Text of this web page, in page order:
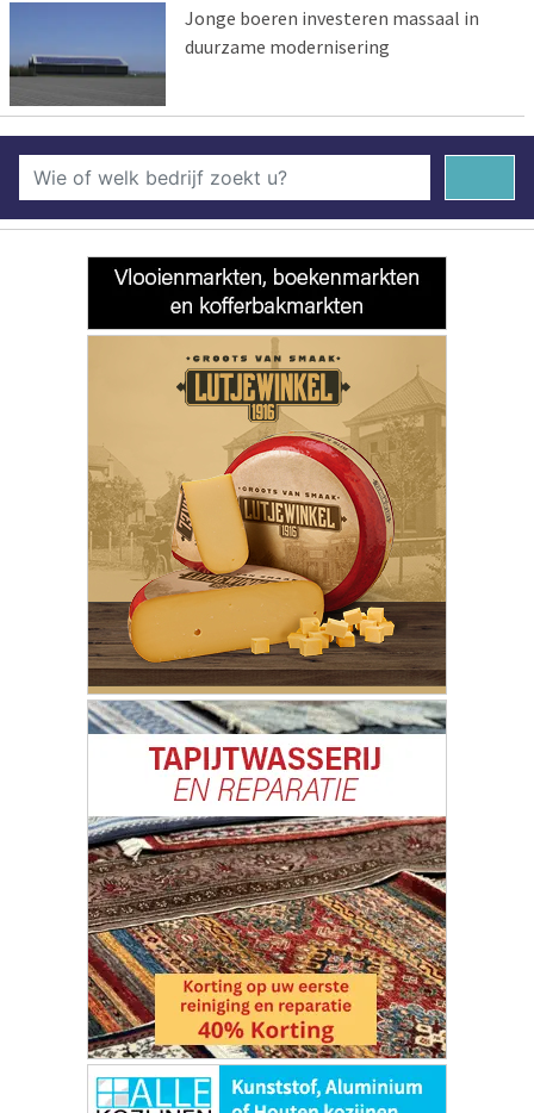
Jonge boeren investeren massaal in
duurzame modernisering